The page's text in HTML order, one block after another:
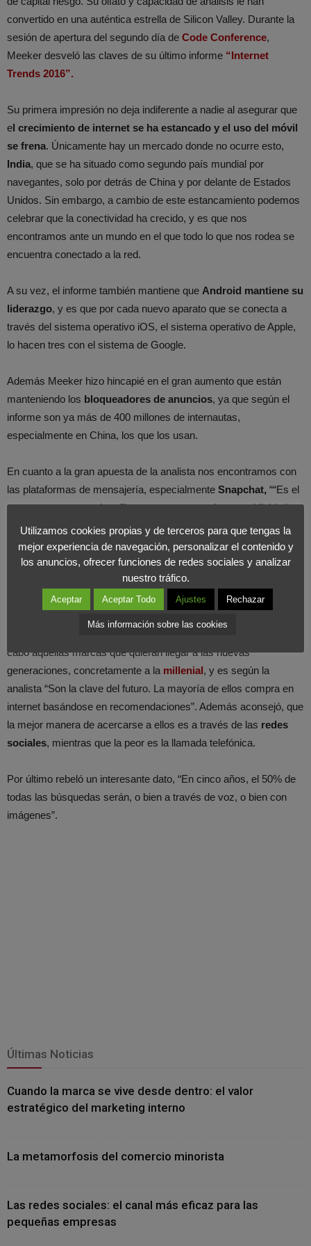
convertido en una auténtica estrella de Silicon Valley. Durante la
sesión de apertura del segundo día de Code Conference,
Meeker desveló las claves de su último informe “Internet
Trends 2016”.
Su primera impresión no deja indiferente a nadie al asegurar que
el crecimiento de internet se ha estancado y el uso del móvil
se frena. Únicamente hay un mercado donde no ocurre esto,
India, que se ha situado como segundo país mundial por
navegantes, solo por detrás de China y por delante de Estados
Unidos. Sin embargo, a cambio de este estancamiento podemos
celebrar que la conectividad ha crecido, y es que nos
encontramos ante un mundo en el que todo lo que nos rodea se
encuentra conectado a la red.
A su vez, el informe también mantiene que Android mantiene su
liderazgo, y es que por cada nuevo aparato que se conecta a
través del sistema operativo iOS, el sistema operativo de Apple,
lo hacen tres con el sistema de Google.
Además Meeker hizo hincapié en el gran aumento que están
manteniendo los bloqueadores de anuncios, ya que según el
informe son ya más de 400 millones de internautas,
especialmente en China, los que los usan.
En cuanto a la gran apuesta de la analista nos encontramos con
las plataformas de mensajería, especialmente Snapchat, ““Es el
nuevo gran soporte. Los filtros que usan para hacer publicidad ya
se ven más que un anuncio de la Superbowl”, remarcó. Además
puso énfasis en su capacidad para crear, “Lo tiene todo: cámara,
creatividad y difusión. Ha pasado de ser una aplicación personal
a profesional. Las marcas están luchando por encontrar su voz,
ya sea para vender pollo frito o luchar contra el sida”.
cabo aquellas marcas que quieran llegar a las nuevas
generaciones, concretamente a la millenial, y es según la
analista “Son la clave del futuro. La mayoría de ellos compra en
internet basándose en recomendaciones”. Además aconsejó, que
la mejor manera de acercarse a ellos es a través de las redes
sociales, mientras que la peor es la llamada telefónica.
Por último rebeló un interesante dato, “En cinco años, el 50% de
todas las búsquedas serán, o bien a través de voz, o bien con
imágenes”.
Últimas Noticias
Cuando la marca se vive desde dentro: el valor
estratégico del marketing interno
La metamorfosis del comercio minorista
Las redes sociales: el canal más eficaz para las
pequeñas empresas
Utilizamos cookies propias y de terceros para que tengas la
mejor experiencia de navegación, personalizar el contenido y
los anuncios, ofrecer funciones de redes sociales y analizar
nuestro tráfico.
Aceptar Aceptar Todo Ajustes Rechazar
Más información sobre las cookies